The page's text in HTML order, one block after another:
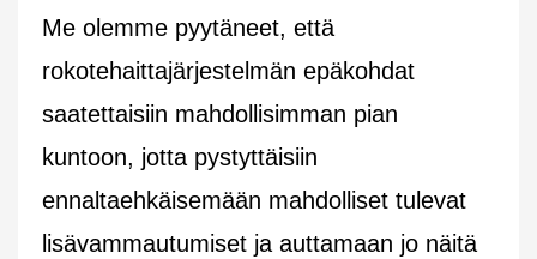
Me olemme pyytäneet, että
rokotehaittajärjestelmän epäkohdat
saatettaisiin mahdollisimman pian
kuntoon, jotta pystyttäisiin
ennaltaehkäisemään mahdolliset tulevat
lisävammautumiset ja auttamaan jo näitä